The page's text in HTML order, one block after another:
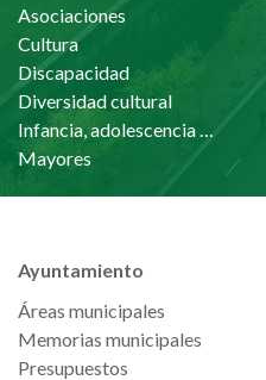
Asociaciones
Cultura
Discapacidad
Diversidad cultural
Infancia, adolescencia y familia
Mayores
Ayuntamiento
Áreas municipales
Memorias municipales
Presupuestos